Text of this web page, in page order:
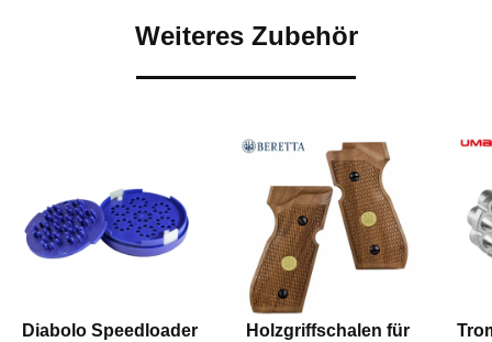
Weiteres Zubehör
Diabolo Speedloader
Holzgriffschalen für